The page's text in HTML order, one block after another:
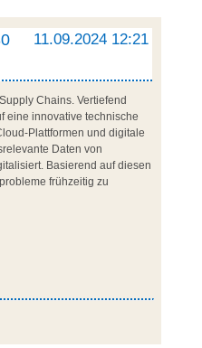
11.09.2024 12:21
Chains. Vertiefend
eine innovative technische
Plattformen und digitale
Daten von
Basierend auf diesen
frühzeitig zu